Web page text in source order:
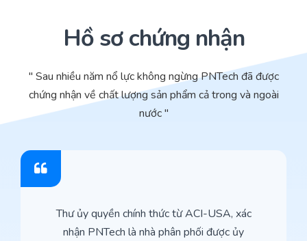
Hồ sơ chứng nhận
" Sau nhiều năm nổ lực không ngừng PNTech đã được
chứng nhận về chất lượng sản phẩm cả trong và ngoài
nước "
Thư ủy quyền chính thức từ ACI-USA, xác
nhận PNTech là nhà phân phối được ủy